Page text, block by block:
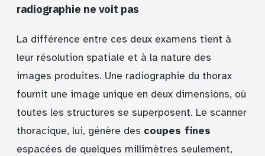
radiographie ne voit pas
La différence entre ces deux examens tient à
leur résolution spatiale et à la nature des
images produites. Une radiographie du thorax
fournit une image unique en deux dimensions, où
toutes les structures se superposent. Le scanner
thoracique, lui, génère des coupes fines
espacées de quelques millimètres seulement,